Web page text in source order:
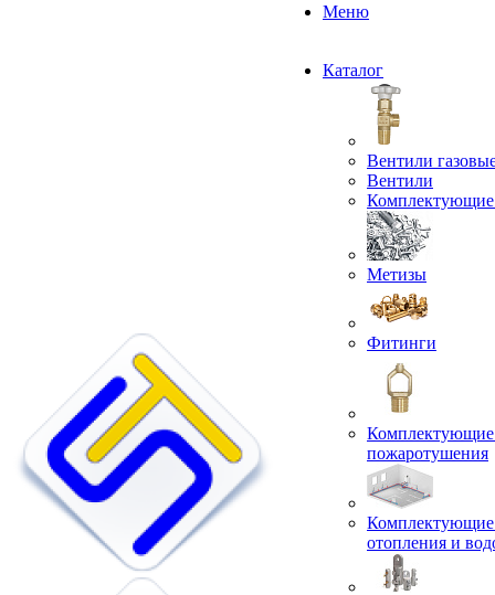
Меню
Каталог
Вентили
Вентили
Комплектующие
Метизы
Фитинги
Комплектующие
пожаротушения
Комплектующие
отопления и